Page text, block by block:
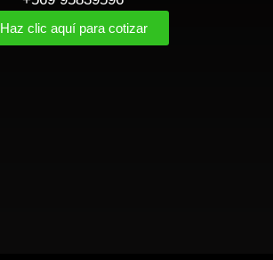
Haz clic aquí para cotizar